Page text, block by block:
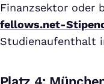
Finanzsektor oder
fellows.net-
Studienaufenthalt